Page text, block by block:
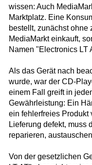
wissen: Auch
Marktplatz. Eine
bestellt, zunächst ohne
MediaMarkt einkauft,
Namen "Electronics LT
Als das Gerät nach
wurde, war der CD-
einem Fall greift in
Gewährleistung: Ein
ein fehlerfreies Produkt
Lieferung defekt, muss
reparieren,
Von der gesetzlichen